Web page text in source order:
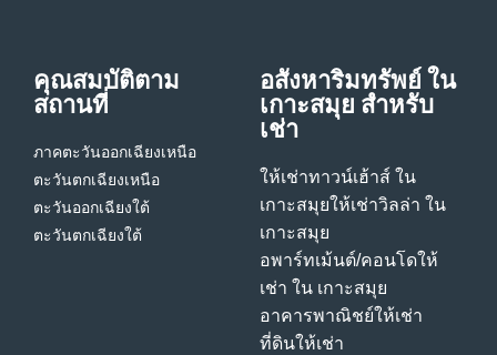
คุณสมบัติตาม
สถานที่
ภาคตะวันออกเฉียงเหนือ
ตะวันตกเฉียงเหนือ
ตะวันออกเฉียงใต้
ตะวันตกเฉียงใต้
อสังหาริมทรัพย์ ใน
เกาะสมุย สําหรับ
เช่า
ให้เช่าทาวน์เฮ้าส์ ใน
เกาะสมุยให้เช่าวิลล่า ใน
เกาะสมุย
อพาร์ทเม้นต์/คอนโดให้
เช่า ใน เกาะสมุย
อาคารพาณิชย์ให้เช่า
ที่ดินให้เช่า